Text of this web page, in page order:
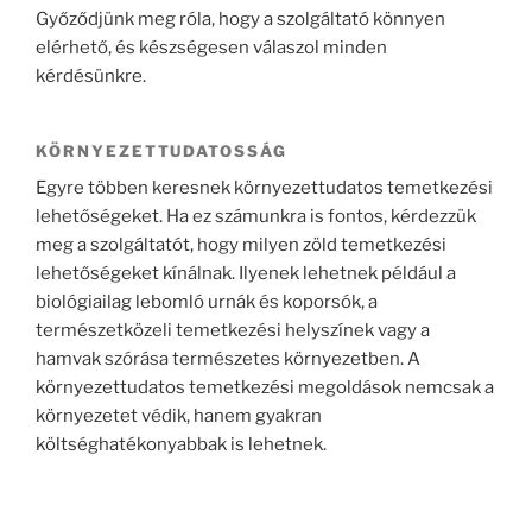
Győződjünk meg róla, hogy a szolgáltató könnyen
elérhető, és készségesen válaszol minden
kérdésünkre.
KÖRNYEZETTUDATOSSÁG
Egyre többen keresnek környezettudatos temetkezési
lehetőségeket. Ha ez számunkra is fontos, kérdezzük
meg a szolgáltatót, hogy milyen zöld temetkezési
lehetőségeket kínálnak. Ilyenek lehetnek például a
biológiailag lebomló urnák és koporsók, a
természetközeli temetkezési helyszínek vagy a
hamvak szórása természetes környezetben. A
környezettudatos temetkezési megoldások nemcsak a
környezetet védik, hanem gyakran
költséghatékonyabbak is lehetnek.